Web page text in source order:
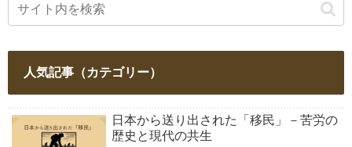
人気記事（カテゴリー）
日本から送り出された「移民」－苦労の
歴史と現代の共生